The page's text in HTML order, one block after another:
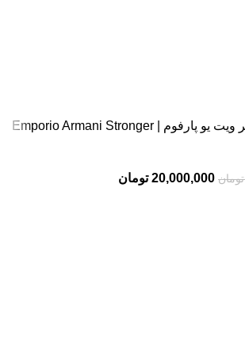
امپریو آرمانی استرانگر ویت یو پارفوم | Emporio Armani Stronger
تومان 20,000,000 تومان